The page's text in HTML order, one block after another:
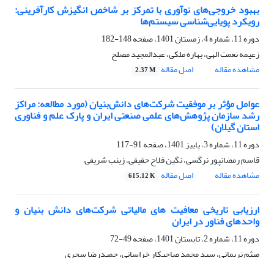
بهبود خروجی‌های نوآوری با تمرکز بر شاخص انگیزش کارآفرینی:
رویکرد پویایی‌شناسی سیستم‌ها
دوره 11، شماره 4، زمستان 1401، صفحه
148-182
زعیمه نعمت الهی، بهاره ملکی، عبدالمجید مصلح
مشاهده مقاله
اصل مقاله 2.37 M
عوامل مؤثر بر موفقیت شرکت‌های دانش‌بنیان (مورد مطالعه: مراکز
رشد سازمان پژوهش‌های علمی صنعتی ایران و پارک علم و فناوری
استان گیلان)
دوره 11، شماره 3، پاییز 1401، صفحه
91-117
قاسم رمضانپور نرگسی، نگین فلاح حقیقی، زینب شریفی
مشاهده مقاله
اصل مقاله 615.12 K
ارزیابی تاریخی معافیت های مالیاتی شرکت‌های دانش بنیان و
واحدهای فناور در ایران
دوره 11، شماره 2، تابستان 1401، صفحه
49-72
میثم نریمانی، سید محمد صاحبکار خراسانی، حمیدرضا سحری